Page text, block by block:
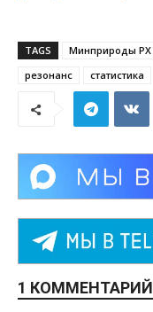
TAGS Минприроды РХ
резонанс
статистика
1 КОММЕНТАРИЙ